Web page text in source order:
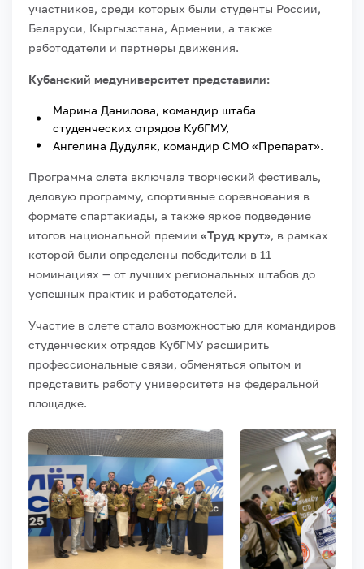
участников, среди которых были студенты России,
Беларуси, Кыргызстана, Армении, а также
работодатели и партнеры движения.
Кубанский медуниверситет представили:
Марина Данилова, командир штаба
студенческих отрядов КубГМУ,
Ангелина Дудуляк, командир СМО «Препарат».
Программа слета включала творческий фестиваль,
деловую программу, спортивные соревнования в
формате спартакиады, а также яркое подведение
итогов национальной премии «Труд крут», в рамках
которой были определены победители в 11
номинациях — от лучших региональных штабов до
успешных практик и работодателей.
Участие в слете стало возможностью для командиров
студенческих отрядов КубГМУ расширить
профессиональные связи, обменяться опытом и
представить работу университета на федеральной
площадке.